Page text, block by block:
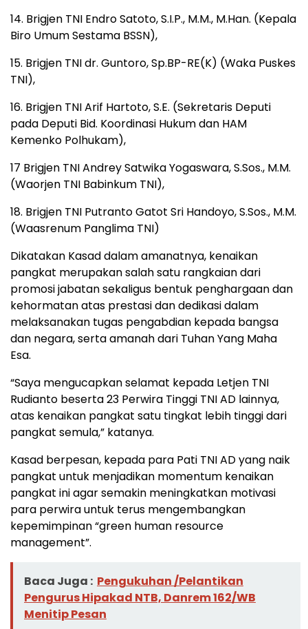
14. Brigjen TNI Endro Satoto, S.I.P., M.M., M.Han. (Kepala
Biro Umum Sestama BSSN),
15. Brigjen TNI dr. Guntoro, Sp.BP-RE(K) (Waka Puskes
TNI),
16. Brigjen TNI Arif Hartoto, S.E. (Sekretaris Deputi
pada Deputi Bid. Koordinasi Hukum dan HAM
Kemenko Polhukam),
17 Brigjen TNI Andrey Satwika Yogaswara, S.Sos., M.M.
(Waorjen TNI Babinkum TNI),
18. Brigjen TNI Putranto Gatot Sri Handoyo, S.Sos., M.M.
(Waasrenum Panglima TNI)
Dikatakan Kasad dalam amanatnya, kenaikan
pangkat merupakan salah satu rangkaian dari
promosi jabatan sekaligus bentuk penghargaan dan
kehormatan atas prestasi dan dedikasi dalam
melaksanakan tugas pengabdian kepada bangsa
dan negara, serta amanah dari Tuhan Yang Maha
Esa.
“Saya mengucapkan selamat kepada Letjen TNI
Rudianto beserta 23 Perwira Tinggi TNI AD lainnya,
atas kenaikan pangkat satu tingkat lebih tinggi dari
pangkat semula,” katanya.
Kasad berpesan, kepada para Pati TNI AD yang naik
pangkat untuk menjadikan momentum kenaikan
pangkat ini agar semakin meningkatkan motivasi
para perwira untuk terus mengembangkan
kepemimpinan “green human resource
management”.
Baca Juga : Pengukuhan /Pelantikan
Pengurus Hipakad NTB, Danrem 162/WB
Menitip Pesan